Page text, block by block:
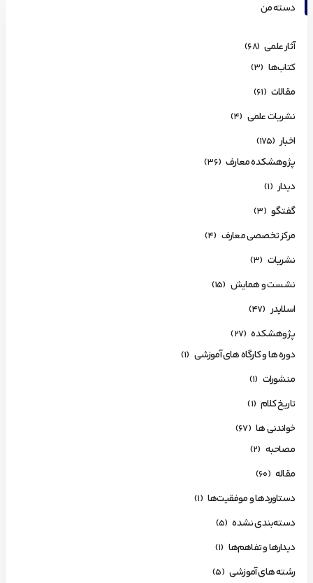
دسته من
آثار علمی (68)
کتاب‌ها (3)
مقالات (61)
نشریات علمی (4)
اخبار (175)
پژوهشکده معارف (36)
دیدار (1)
گفتگو (3)
مرکز تخصصی معارف (4)
نشریات (3)
نشست و همایش (15)
اسلایدر (47)
پژوهشکده (27)
دوره ها و کارگاه های آموزشی (1)
منشورات (1)
تاریخ کلام (1)
خواندنی ها (67)
مصاحبه (2)
مقاله (60)
دستاوردها و موفقیت‌ها (1)
دسته‌بندی نشده (5)
دیدارها و تفاهم‌ها (1)
رشته های آموزشی (5)